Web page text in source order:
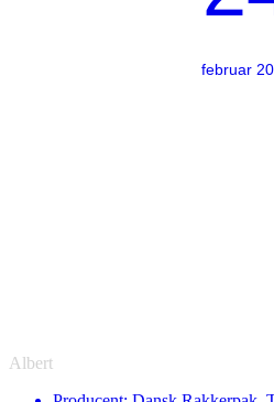
februar
Albert